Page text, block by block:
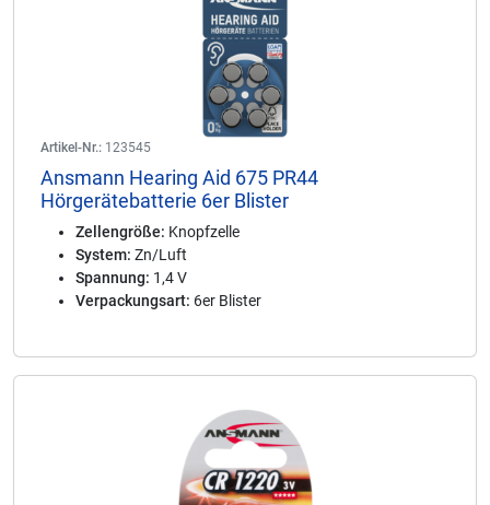
Artikel-Nr.: 123545
Ansmann Hearing Aid 675 PR44
Hörgerätebatterie 6er Blister
Zellengröße: Knopfzelle
System: Zn/Luft
Spannung: 1,4 V
Verpackungsart: 6er Blister